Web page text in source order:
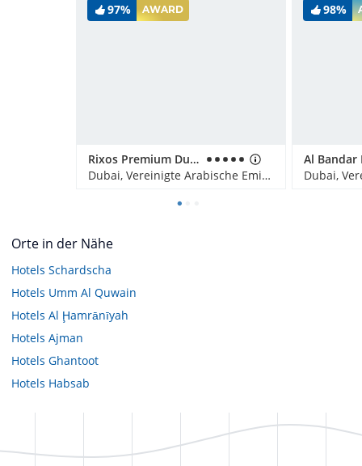
97% AWARD
Rixos Premium Dubai JBR
Dubai, Vereinigte Arabische Emirate
98%
Orte in der Nähe
Hotels Schardscha
Hotels Umm Al Quwain
Hotels Al Ḩamrānīyah
Hotels Ajman
Hotels Ghantoot
Hotels Habsab